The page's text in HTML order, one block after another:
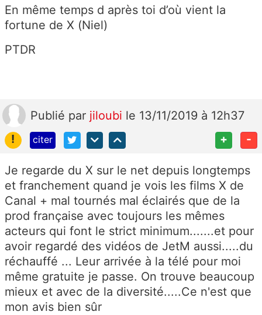
En même temps d après toi d’où vient la
fortune de X (Niel)
PTDR
Publié par jiloubi le 13/11/2019 à 12h37
!
citer + -
Je regarde du X sur le net depuis longtemps
et franchement quand je vois les films X de
Canal + mal tournés mal éclairés que de la
prod française avec toujours les mêmes
acteurs qui font le strict minimum.......et pour
avoir regardé des vidéos de JetM aussi.....du
réchauffé ... Leur arrivée à la télé pour moi
même gratuite je passe. On trouve beaucoup
mieux et avec de la diversité.....Ce n'est que
mon avis bien sûr